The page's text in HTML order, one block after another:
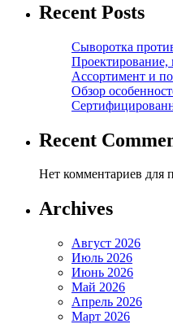
Recent Posts
Сыворотка
Проектирование,
Ассортимент и
Обзор
Recent
Нет комментариев для
Archives
Август 2026
Июль 2026
Июнь 2026
Май 2026
Апрель 2026
Март 2026